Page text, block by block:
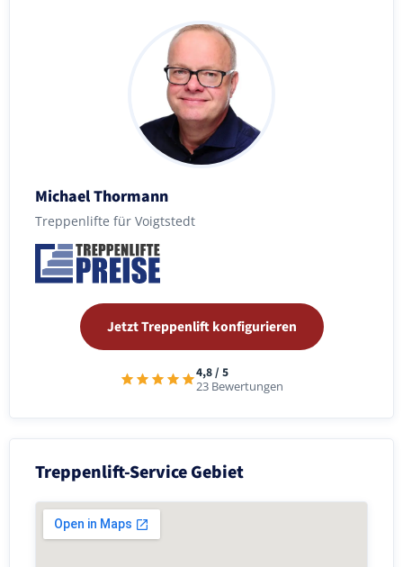
Michael Thormann
Treppenlifte für Voigtstedt
Jetzt Treppenlift konfigurieren
4,8 / 5
23 Bewertungen
Treppenlift-Service Gebiet